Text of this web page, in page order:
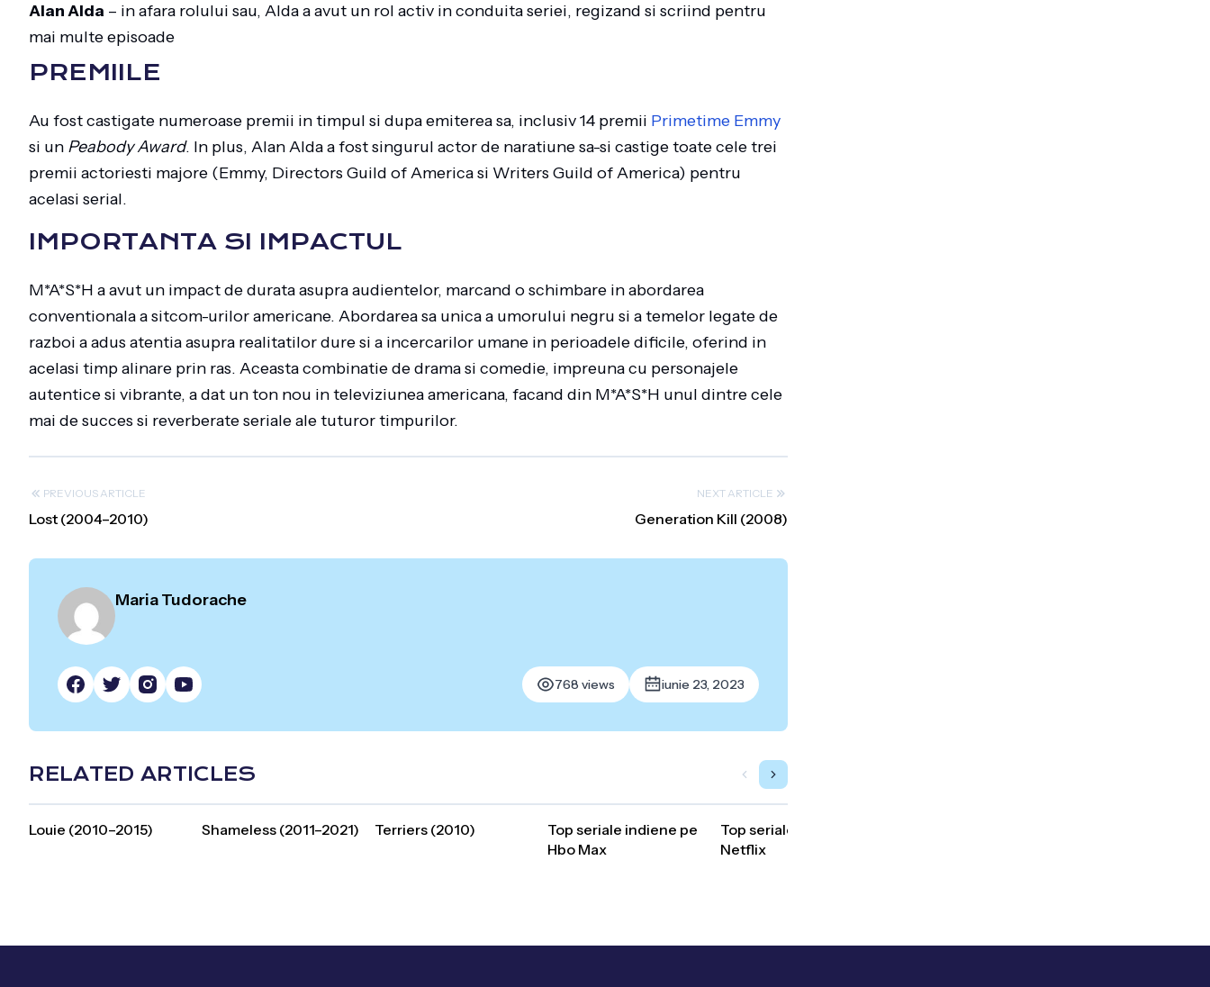
Alan Alda – in afara rolului sau, Alda a avut un rol activ in conduita seriei, regizand si scriind pentru
mai multe episoade
PREMIILE
Au fost castigate numeroase premii in timpul si dupa emiterea sa, inclusiv 14 premii Primetime Emmy
si un Peabody Award. In plus, Alan Alda a fost singurul actor de naratiune sa-si castige toate cele trei
premii actoriesti majore (Emmy, Directors Guild of America si Writers Guild of America) pentru
acelasi serial.
IMPORTANTA SI IMPACTUL
M*A*S*H a avut un impact de durata asupra audientelor, marcand o schimbare in abordarea
conventionala a sitcom-urilor americane. Abordarea sa unica a umorului negru si a temelor legate de
razboi a adus atentia asupra realitatilor dure si a incercarilor umane in perioadele dificile, oferind in
acelasi timp alinare prin ras. Aceasta combinatie de drama si comedie, impreuna cu personajele
autentice si vibrante, a dat un ton nou in televiziunea americana, facand din M*A*S*H unul dintre cele
mai de succes si reverberate seriale ale tuturor timpurilor.
PREVIOUS ARTICLE
Lost (2004–2010)
NEXT ARTICLE
Generation Kill (2008)
Maria Tudorache
768 views iunie 23, 2023
RELATED ARTICLES
Louie (2010–2015) Shameless (2011–2021) Terriers (2010)
Top seriale indiene pe
Hbo Max
Top seriale chinezesti pe
Netflix